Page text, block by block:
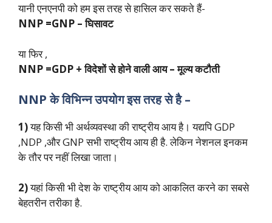
यानी एनएनपी को हम इस तरह से हासिल कर सकते हैं-
NNP =GNP – घिसावट
या फिर ,
NNP =GDP + विदेशों से होने वाली आय – मूल्य कटौती
NNP के विभिन्न उपयोग इस तरह से है –
1)यह किसी भी अर्थव्यवस्था की राष्ट्रीय आय है। यद्यपि GDP
,NDP ,और GNP सभी राष्ट्रीय आय ही है. लेकिन नेशनल इनकम
के तौर पर नहीं लिखा जाता।
2)यहां किसी भी देश के राष्ट्रीय आय को आकलित करने का सबसे
बेहतरीन तरीका है.